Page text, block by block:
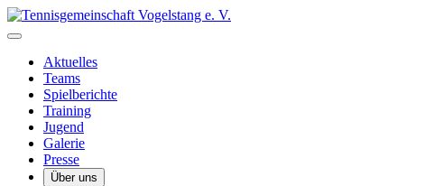
Aktuelles
Teams
Spielberichte
Training
Jugend
Galerie
Presse
Über uns